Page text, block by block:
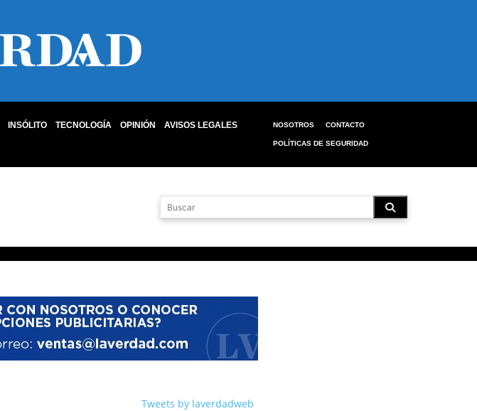
INSÓLITO TECNOLOGÍA OPINIÓN
AVISOS LEGALES
NOSOTROS CONTACTO
POLÍTICAS DE SEGURIDAD
Tweets by laverdadweb